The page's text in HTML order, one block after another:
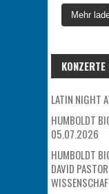
Mehr
KONZERTE
LATIN NIGHT
HUMBOLDT
05.07.2026
HUMBOLDT
DAVID